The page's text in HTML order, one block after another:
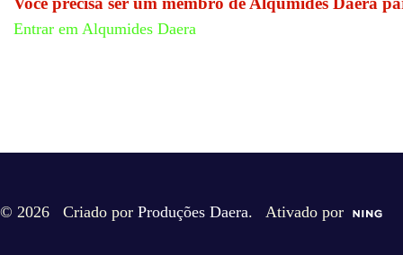
Entrar em Alqumides Daera
© 2026 Criado por Produções Daera. Ativado por